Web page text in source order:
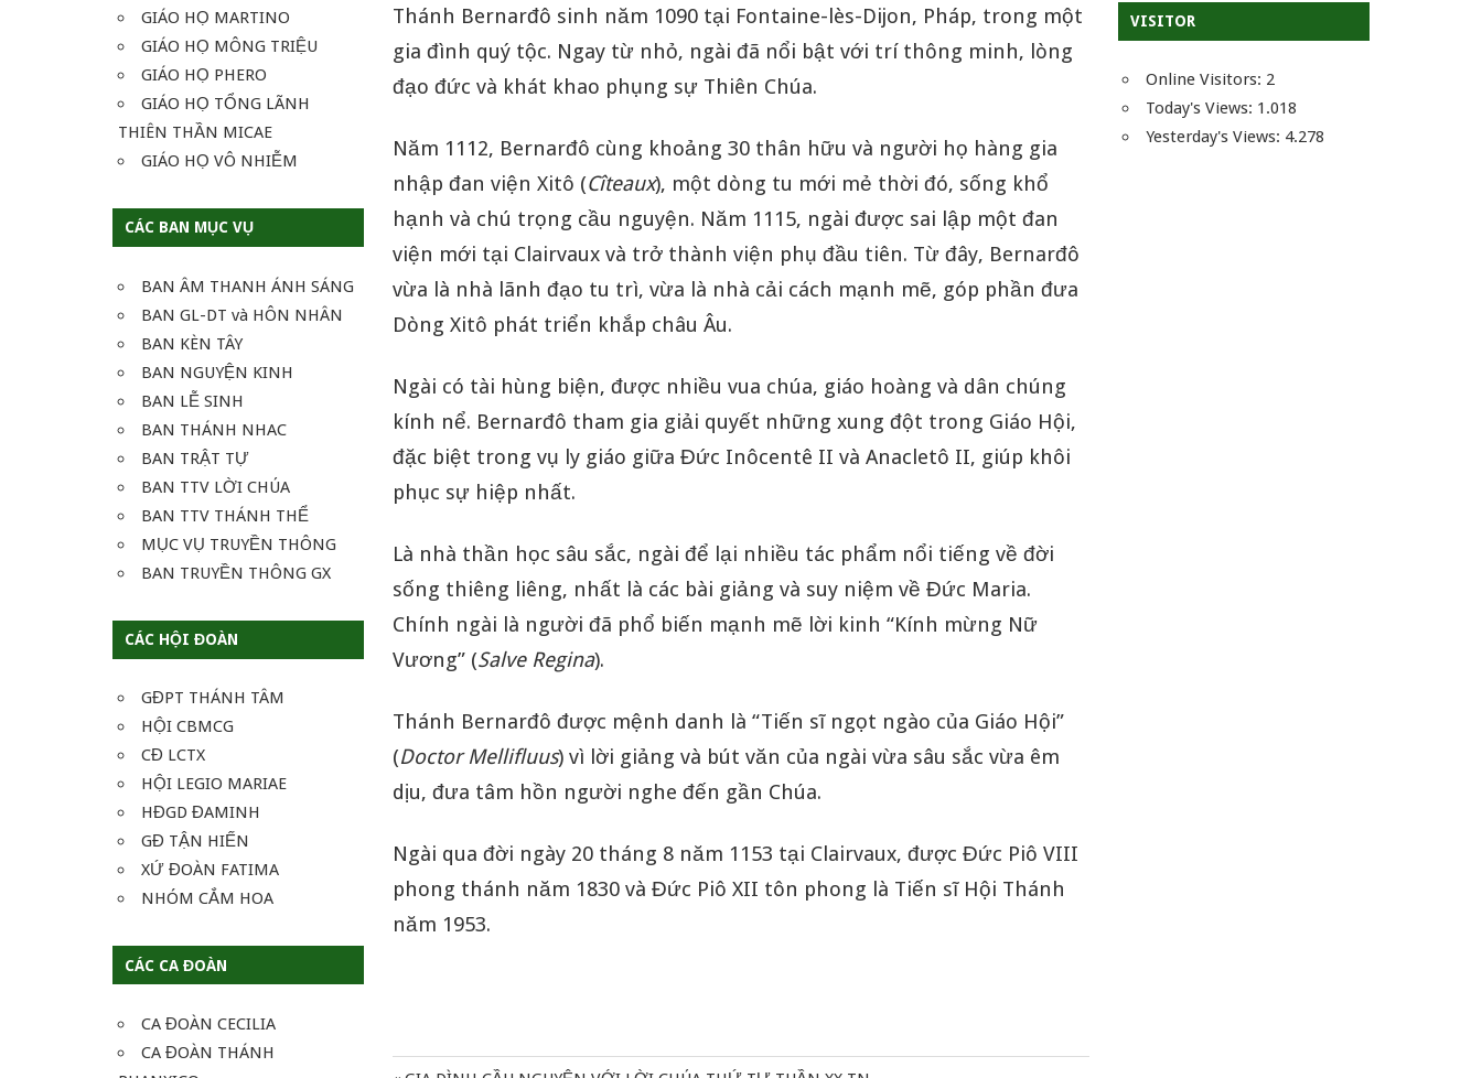
GIÁO HỌ MARTINO
GIÁO HỌ MÔNG TRIỆU
GIÁO HỌ PHERO
GIÁO HỌ TỔNG LÃNH
THIÊN THẦN MICAE
GIÁO HỌ VÔ NHIỄM
CÁC BAN MỤC VỤ
BAN ÂM THANH ÁNH SÁNG
BAN GL-DT và HÔN NHÂN
BAN KÈN TÂY
BAN NGUYỆN KINH
BAN LỄ SINH
BAN THÁNH NHAC
BAN TRẬT TỰ
BAN TTV LỜI CHÚA
BAN TTV THÁNH THỂ
MỤC VỤ TRUYỀN THÔNG
BAN TRUYỀN THÔNG GX
CÁC HỘI ĐOÀN
GĐPT THÁNH TÂM
HỘI CBMCG
CĐ LCTX
HỘI LEGIO MARIAE
HĐGD ĐAMINH
GĐ TẬN HIẾN
XỨ ĐOÀN FATIMA
NHÓM CẮM HOA
CÁC CA ĐOÀN
CA ĐOÀN CECILIA
CA ĐOÀN THÁNH
Thánh Bernarđô sinh năm 1090 tại Fontaine-lès-Dijon, Pháp, trong một
gia đình quý tộc. Ngay từ nhỏ, ngài đã nổi bật với trí thông minh, lòng
đạo đức và khát khao phụng sự Thiên Chúa.
Năm 1112, Bernarđô cùng khoảng 30 thân hữu và người họ hàng gia
nhập đan viện Xitô (Cîteaux), một dòng tu mới mẻ thời đó, sống khổ
hạnh và chú trọng cầu nguyện. Năm 1115, ngài được sai lập một đan
viện mới tại Clairvaux và trở thành viện phụ đầu tiên. Từ đây, Bernarđô
vừa là nhà lãnh đạo tu trì, vừa là nhà cải cách mạnh mẽ, góp phần đưa
Dòng Xitô phát triển khắp châu Âu.
Ngài có tài hùng biện, được nhiều vua chúa, giáo hoàng và dân chúng
kính nể. Bernarđô tham gia giải quyết những xung đột trong Giáo Hội,
đặc biệt trong vụ ly giáo giữa Đức Inôcentê II và Anacletô II, giúp khôi
phục sự hiệp nhất.
Là nhà thần học sâu sắc, ngài để lại nhiều tác phẩm nổi tiếng về đời
sống thiêng liêng, nhất là các bài giảng và suy niệm về Đức Maria.
Chính ngài là người đã phổ biến mạnh mẽ lời kinh “Kính mừng Nữ
Vương” (Salve Regina).
Thánh Bernarđô được mệnh danh là “Tiến sĩ ngọt ngào của Giáo Hội”
(Doctor Mellifluus) vì lời giảng và bút văn của ngài vừa sâu sắc vừa êm
dịu, đưa tâm hồn người nghe đến gần Chúa.
Ngài qua đời ngày 20 tháng 8 năm 1153 tại Clairvaux, được Đức Piô VIII
phong thánh năm 1830 và Đức Piô XII tôn phong là Tiến sĩ Hội Thánh
năm 1953.
VISITOR
Online Visitors: 2
Today's Views: 1.018
Yesterday's Views: 4.278